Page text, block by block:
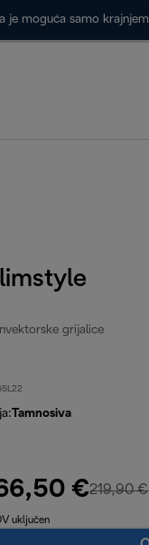
je moguća samo
grijalice
:Tamnosiva
€219,90 €
uključen